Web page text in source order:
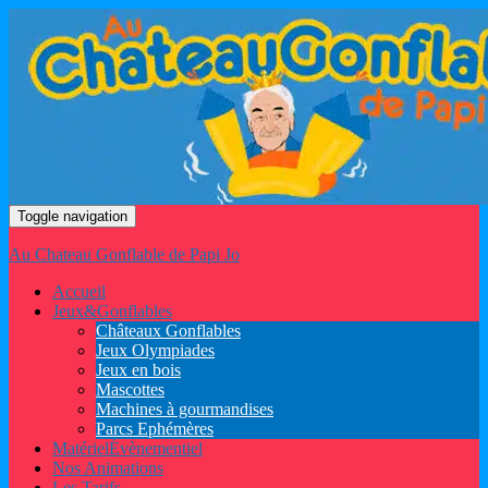
Toggle navigation
Au Chateau Gonflable de Papi Jo
Accueil
Jeux&Gonflables
Châteaux Gonflables
Jeux Olympiades
Jeux en bois
Mascottes
Machines à gourmandises
Parcs Ephémères
MatérielÉvènementiel
Nos Animations